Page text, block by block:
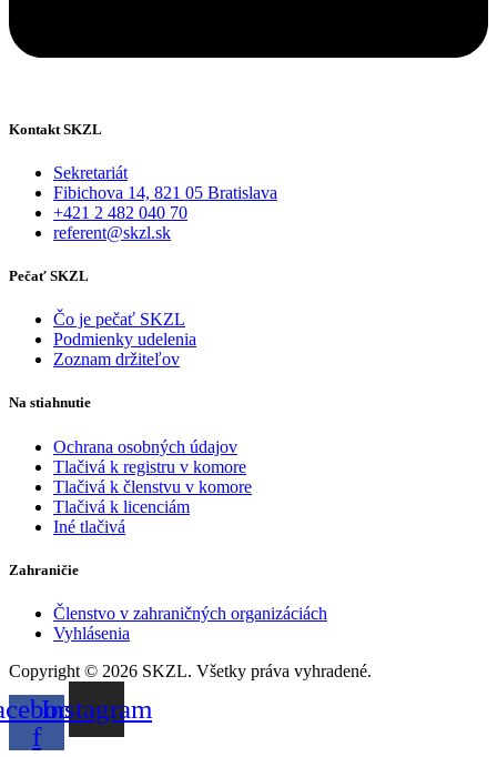
Kontakt SKZL
Sekretariát
Fibichova 14, 821 05 Bratislava
+421 2 482 040 70
referent@skzl.sk
Pečať SKZL
Čo je pečať SKZL
Podmienky udelenia
Zoznam držiteľov
Na stiahnutie
Ochrana osobných údajov
Tlačivá k registru v komore
Tlačivá k členstvu v komore
Tlačivá k licenciám
Iné tlačivá
Zahraničie
Členstvo v zahraničných organizáciách
Vyhlásenia
Copyright © 2026 SKZL. Všetky práva vyhradené.
f
Instagram